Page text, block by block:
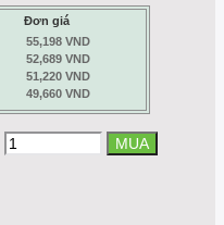
Đơn giá
55,198 VND
52,689 VND
51,220 VND
49,660 VND